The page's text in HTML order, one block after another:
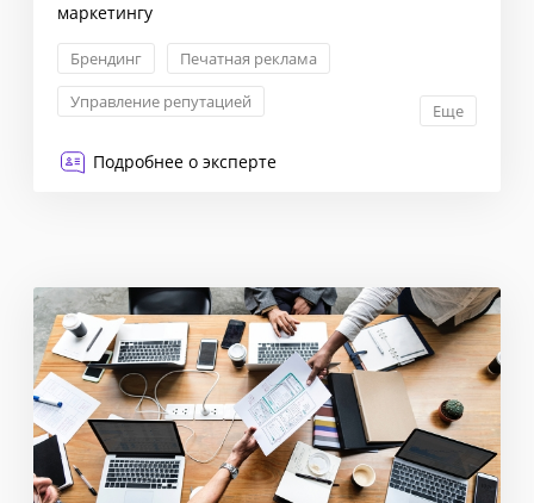
маркетингу
Брендинг
Печатная реклама
Управление репутацией
Еще
Подробнее о эксперте